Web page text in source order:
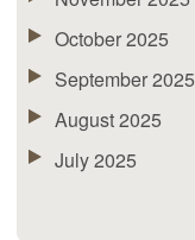
October 2025
September 2025
August 2025
July 2025